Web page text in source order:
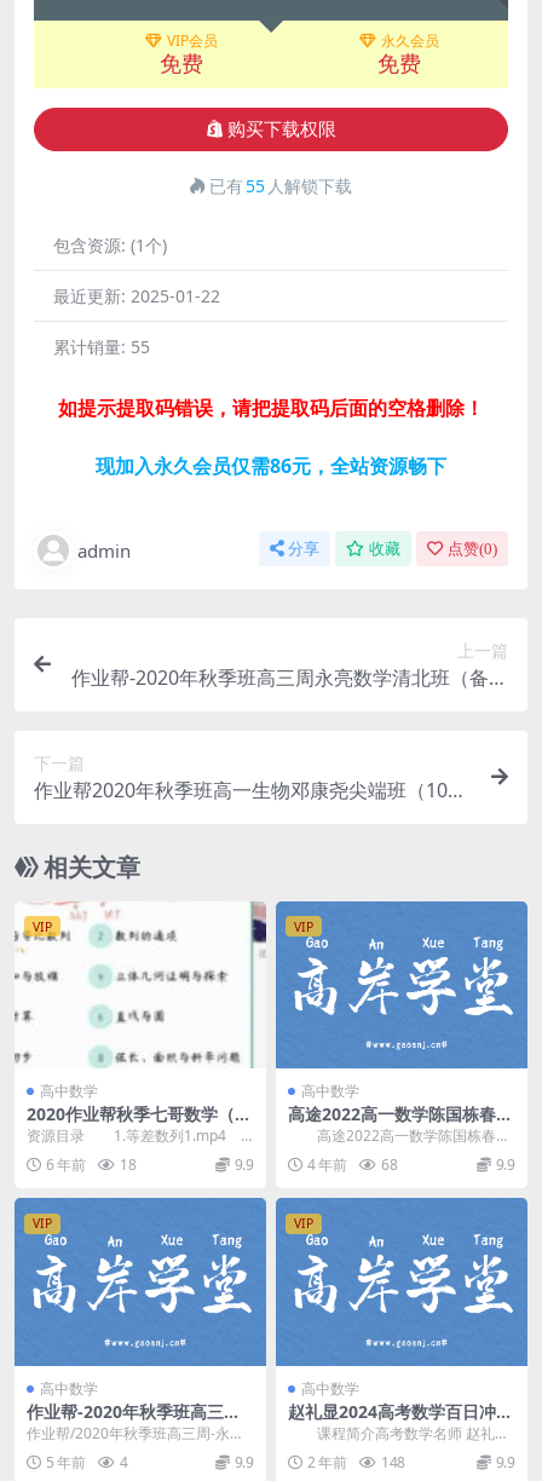
VIP会员
免费
永久会员
免费
购买下载权限
已有55 人解锁下载
包含资源: (1个)
最近更新: 2025-01-22
累计销量: 55
如提示提取码错误，请把提取码后面的空格删除！
现加入永久会员仅需86元，全站资源畅下
admin 分享 收藏 点赞(0)
上一篇
​作业帮-2020年秋季班高三周永亮数学清北班（备考
下一篇
作业帮2020年秋季班高一生物邓康尧尖端班（1080
相关文章
VIP
高中数学
2020作业帮秋季七哥数学（超
清视频）百度网盘
资源目录 1.等差数列1.mp4
1.等差数列2.mp4 2.数列通项
1....6 年前 18 9.9
VIP
高中数学
高途2022高一数学陈国栋春季
班 网盘分享
高途2022高一数学陈国栋春季
班，网盘分享高中数学课程3.81G
高清视频。 ...
4 年前 68 9.9
VIP
高中数学
​作业帮-2020年秋季班高三周
永亮数学清北班（备考2021）
（4.34G高清视频）百度云
作业帮/2020年秋季班高三周-永亮
数学清-_北_-班（备考2021）/├──
讲...5 年前 4 9.9
VIP
高中数学
赵礼显2024高考数学百日冲刺
班(寒假春季)
课程简介高考数学名师 赵礼显
讲课，赵礼显2024届高考数学百日
冲刺班，20...
2 年前 148 9.9